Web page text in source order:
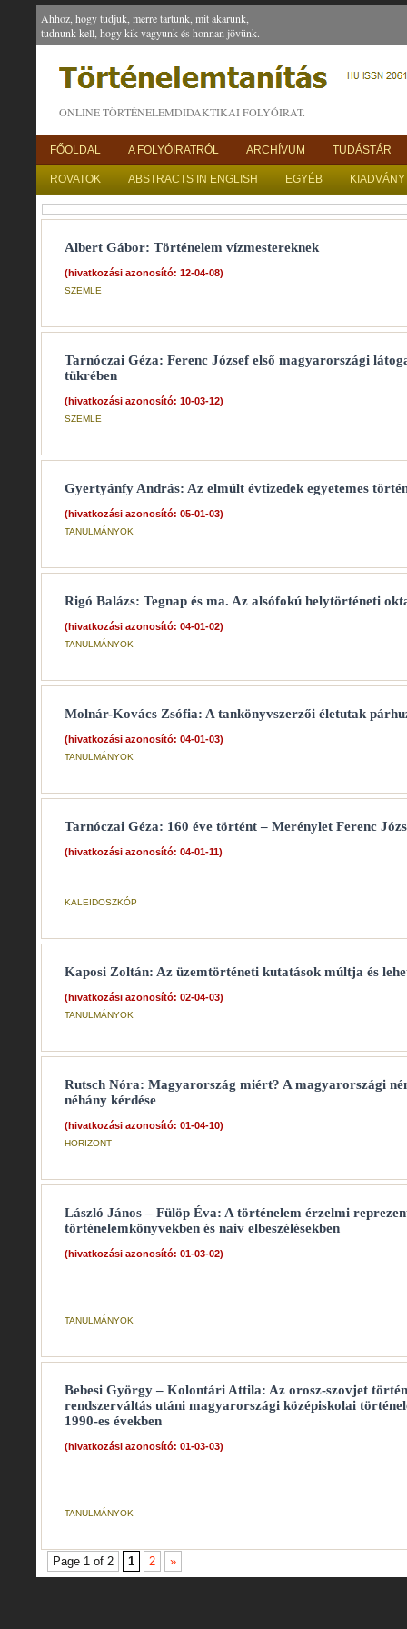
Ahhoz, hogy tudjuk, merre tartunk, mit akarunk,
tudnunk kell, hogy kik vagyunk és honnan jövünk.
ONLINE TÖRTÉNELEMDIDAKTIKAI FOLYÓIRAT.
FŐOLDAL A FOLYÓIRATRÓL ARCHÍVUM TUDÁSTÁR
ROVATOK ABSTRACTS IN ENGLISH EGYÉB
Albert Gábor: Történelem vízmestereknek
(hivatkozási azonosító: 12-04-08)
SZEMLE
Tarnóczai Géza: Ferenc József első magyarországi
tükrében
(hivatkozási azonosító: 10-03-12)
SZEMLE
Gyertyánfy András: Az elmúlt évtizedek egyetemes
(hivatkozási azonosító: 05-01-03)
TANULMÁNYOK
Rigó Balázs: Tegnap és ma. Az alsófokú helytörténeti
(hivatkozási azonosító: 04-01-02)
TANULMÁNYOK
Molnár-Kovács Zsófia: A tankönyvszerzői életutak
(hivatkozási azonosító: 04-01-03)
TANULMÁNYOK
Tarnóczai Géza: 160 éve történt – Merénylet Ferenc
(hivatkozási azonosító: 04-01-11)
KALEIDOSZKÓP
Kaposi Zoltán: Az üzemtörténeti kutatások múltja és
(hivatkozási azonosító: 02-04-03)
TANULMÁNYOK
Rutsch Nóra: Magyarország miért? A magyarországi
néhány kérdése
(hivatkozási azonosító: 01-04-10)
HORIZONT
László János – Fülöp Éva: A történelem érzelmi
történelemkönyvekben és naiv elbeszélésekben
(hivatkozási azonosító: 01-03-02)
TANULMÁNYOK
Bebesi György – Kolontári Attila: Az orosz-szovjet
rendszerváltás utáni magyarországi középiskolai
1990-es években
(hivatkozási azonosító: 01-03-03)
TANULMÁNYOK
Page 1 of 2 1 2 »